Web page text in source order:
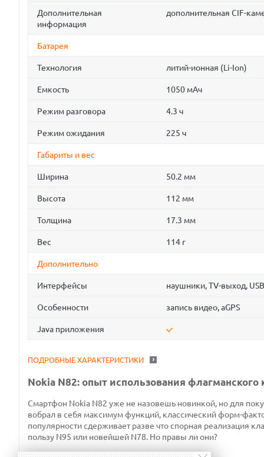
Дополнительная
информация
дополнительная CIF-
Батарея
Технология литий-ионная (Li-Ion)
Емкость 1050 мАч
Режим разговора 4.3 ч
Режим ожидания 225 ч
Габариты и вес
Ширина 50.2 мм
Высота 112 мм
Толщина 17.3 мм
Вес 114 г
Дополнительно
Интерфейсы наушники, TV-выход, USB
Особенности запись видео, aGPS
Java приложения
ПОДРОБНЫЕ ХАРАКТЕРИСТИКИ
Nokia N82: опыт использования
Смартфон Nokia N82 уже не назовешь новинкой, но для
вобрал в себя максимум функций, классический форм-
популярности сдерживает разве что спорная реализация
пользу N95 или новейшей N78. Но правы ли они?